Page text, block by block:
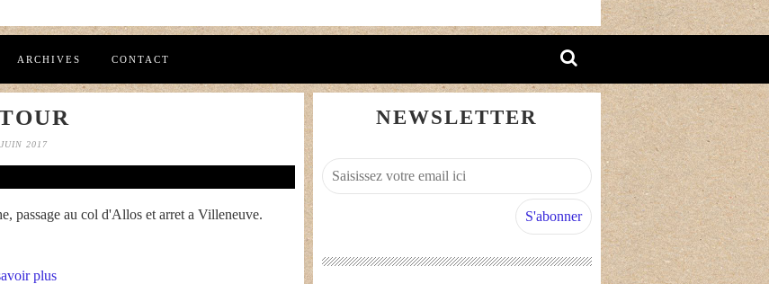
ARCHIVES CONTACT
2017
passage au col d'Allos et arret a Villeneuve.
plus
NEWSLETTER